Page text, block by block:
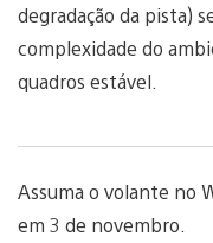
degradação da pista)
complexidade do
quadros estável.
Assuma o volante no
em 3 de novembro.